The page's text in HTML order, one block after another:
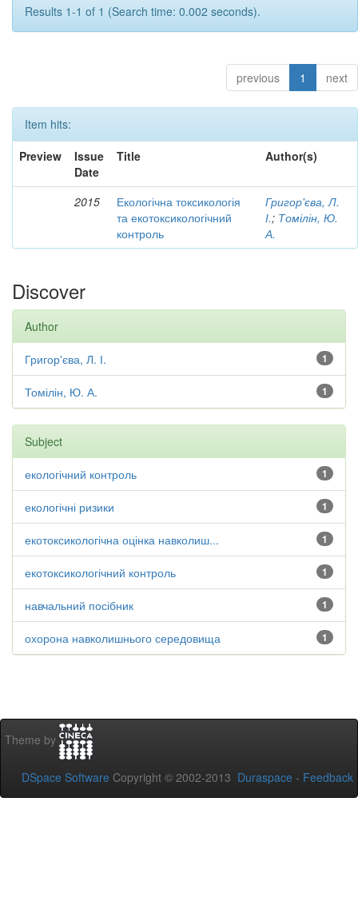
Results 1-1 of 1 (Search time: 0.002 seconds).
previous 1 next
Item hits:
Preview
Issue
Date
Title Author(s)
2015
Екологічна токсикологія
та екотоксикологічний
контроль
Григор'єва, Л.
І.; Томілін, Ю.
А.
Discover
Author
1
Григор'єва, Л. І.
1
Томілін, Ю. А.
Subject
1
екологічний контроль
1
екологічні ризики
1
екотоксикологічна оцінка навколиш...
1
екотоксикологічний контроль
1
навчальний посібник
1
охорона навколишнього середовища
Theme by
DSpace Software Copyright © 2002-2013 Duraspace - Feedback